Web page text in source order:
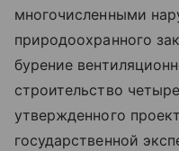
многочисленными
природоохранного
бурение
строительство
утвержденного
государственной